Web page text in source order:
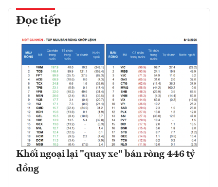
Đọc tiếp
Khối ngoại lại "quay xe" bán ròng 446 tỷ
đồng